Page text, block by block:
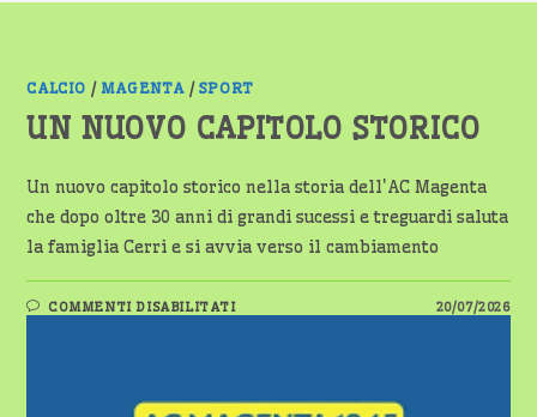
CALCIO / MAGENTA / SPORT
UN NUOVO CAPITOLO STORICO
Un nuovo capitolo storico nella storia dell'AC Magenta
che dopo oltre 30 anni di grandi sucessi e treguardi saluta
la famiglia Cerri e si avvia verso il cambiamento
COMMENTI DISABILITATISU
UN
20/07/2026